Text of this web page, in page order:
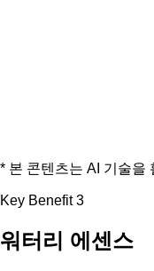
* 본 콘텐츠는 AI 기술을
Key Benefit 3
워터리 에센스